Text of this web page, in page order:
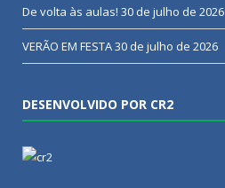
De volta às aulas! 30 de julho de 2026
VERÃO EM FESTA30 de julho de 2026
DESENVOLVIDO POR CR2